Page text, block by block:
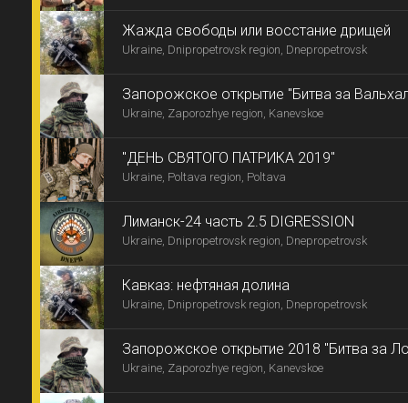
Жажда свободы или восстание дрищей
Ukraine, Dnipropetrovsk region, Dnepropetrovsk
Запорожское открытие "Битва за
Ukraine, Zaporozhye region, Kanevskoe
"ДЕНЬ СВЯТОГО ПАТРИКА 2019"
Ukraine, Poltava region, Poltava
Лиманск-24 часть 2.5 DIGRESSION
Ukraine, Dnipropetrovsk region, Dnepropetrovsk
Кавказ: нефтяная долина
Ukraine, Dnipropetrovsk region, Dnepropetrovsk
Запорожское открытие 2018 "Битва за
Ukraine, Zaporozhye region, Kanevskoe